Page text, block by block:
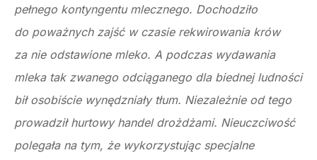
pełnego kontyngentu mlecznego. Dochodziło
do poważnych zajść w czasie rekwirowania krów
za nie odstawione mleko. A podczas wydawania
mleka tak zwanego odciąganego dla biednej ludności
bił osobiście wynędzniały tłum. Niezależnie od tego
prowadził hurtowy handel drożdżami. Nieuczciwość
polegała na tym, że wykorzystując specjalne